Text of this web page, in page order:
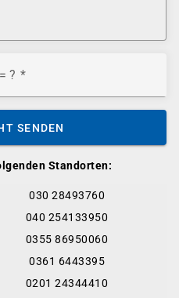
Standorten:
030 28493760
040 254133950
0355 86950060
0361 6443395
0201 24344410
?
SENDEN